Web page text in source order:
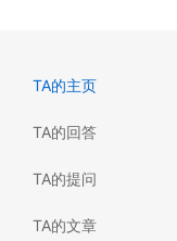
TA的主页
TA的回答
TA的提问
TA的文章